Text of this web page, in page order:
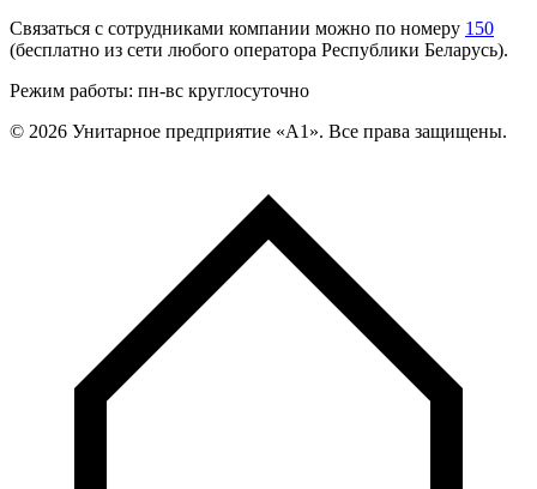
Связаться с сотрудниками компании можно по номеру 150
(бесплатно из сети любого оператора Республики Беларусь).
Режим работы: пн-вс круглосуточно
© 2026 Унитарное предприятие «А1». Все права защищены.